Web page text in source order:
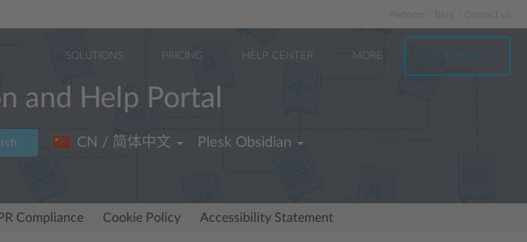
Partners
SOLUTIONS PRICING HELP CENTER MORE TRY FOR FREE
and Help Portal
CN / 简体中文 Plesk Obsidian
Compliance Cookie Policy Accessibility Statement